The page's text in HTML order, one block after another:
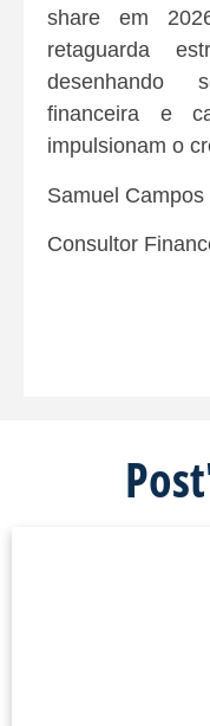
share em
retaguarda
desenhando
financeira e
impulsionam o
Samuel Campos
Consultor